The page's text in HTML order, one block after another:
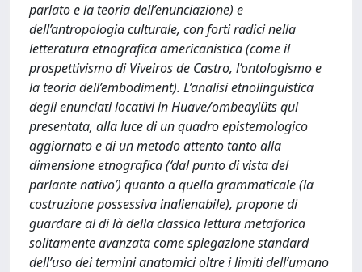
parlato e la teoria dell’enunciazione) e
dell’antropologia culturale, con forti radici nella
letteratura etnografica americanistica (come il
prospettivismo di Viveiros de Castro, l’ontologismo e
la teoria dell’embodiment). L’analisi etnolinguistica
degli enunciati locativi in Huave/ombeayiüts qui
presentata, alla luce di un quadro epistemologico
aggiornato e di un metodo attento tanto alla
dimensione etnografica (‘dal punto di vista del
parlante nativo’) quanto a quella grammaticale (la
costruzione possessiva inalienabile), propone di
guardare al di là della classica lettura metaforica
solitamente avanzata come spiegazione standard
dell’uso dei termini anatomici oltre i limiti dell’umano